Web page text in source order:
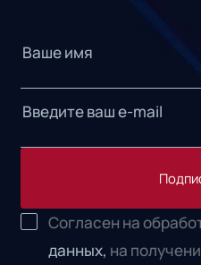
Согласен на
данных, на